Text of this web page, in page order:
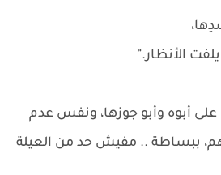
الأنظار."
أبوه وأبو جوزها، ونفس عدم
ببساطة .. مفيش حد من العيلة